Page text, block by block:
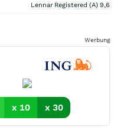
Lennar Registered (A) 9,6
Werbung
x 10 x 30